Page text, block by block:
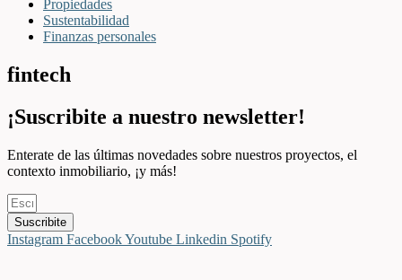
Propiedades
Sustentabilidad
Finanzas personales
fintech
¡Suscribite a nuestro newsletter!
Enterate de las últimas novedades sobre nuestros proyectos, el
contexto inmobiliario, ¡y más!
Suscribite
Instagram FacebookYoutube Linkedin Spotify